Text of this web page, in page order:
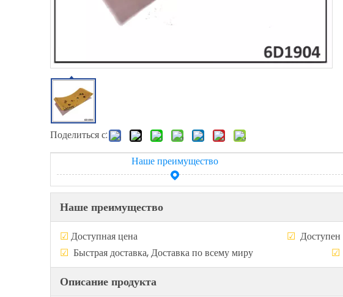
Поделиться с:
Наше преимущество
Наше преимущество
☑ Доступная цена ☑
☑ Быстрая доставка, Доставка по всему миру ☑
Описание продукта